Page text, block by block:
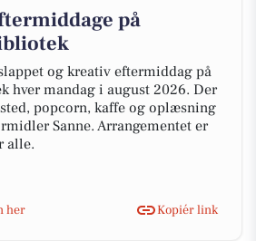
på
og kreativ eftermiddag på
hver mandag i august 2026. Der
popcorn, kaffe og oplæsning
Sanne. Arrangementet er
alle.
her
Kopiér link